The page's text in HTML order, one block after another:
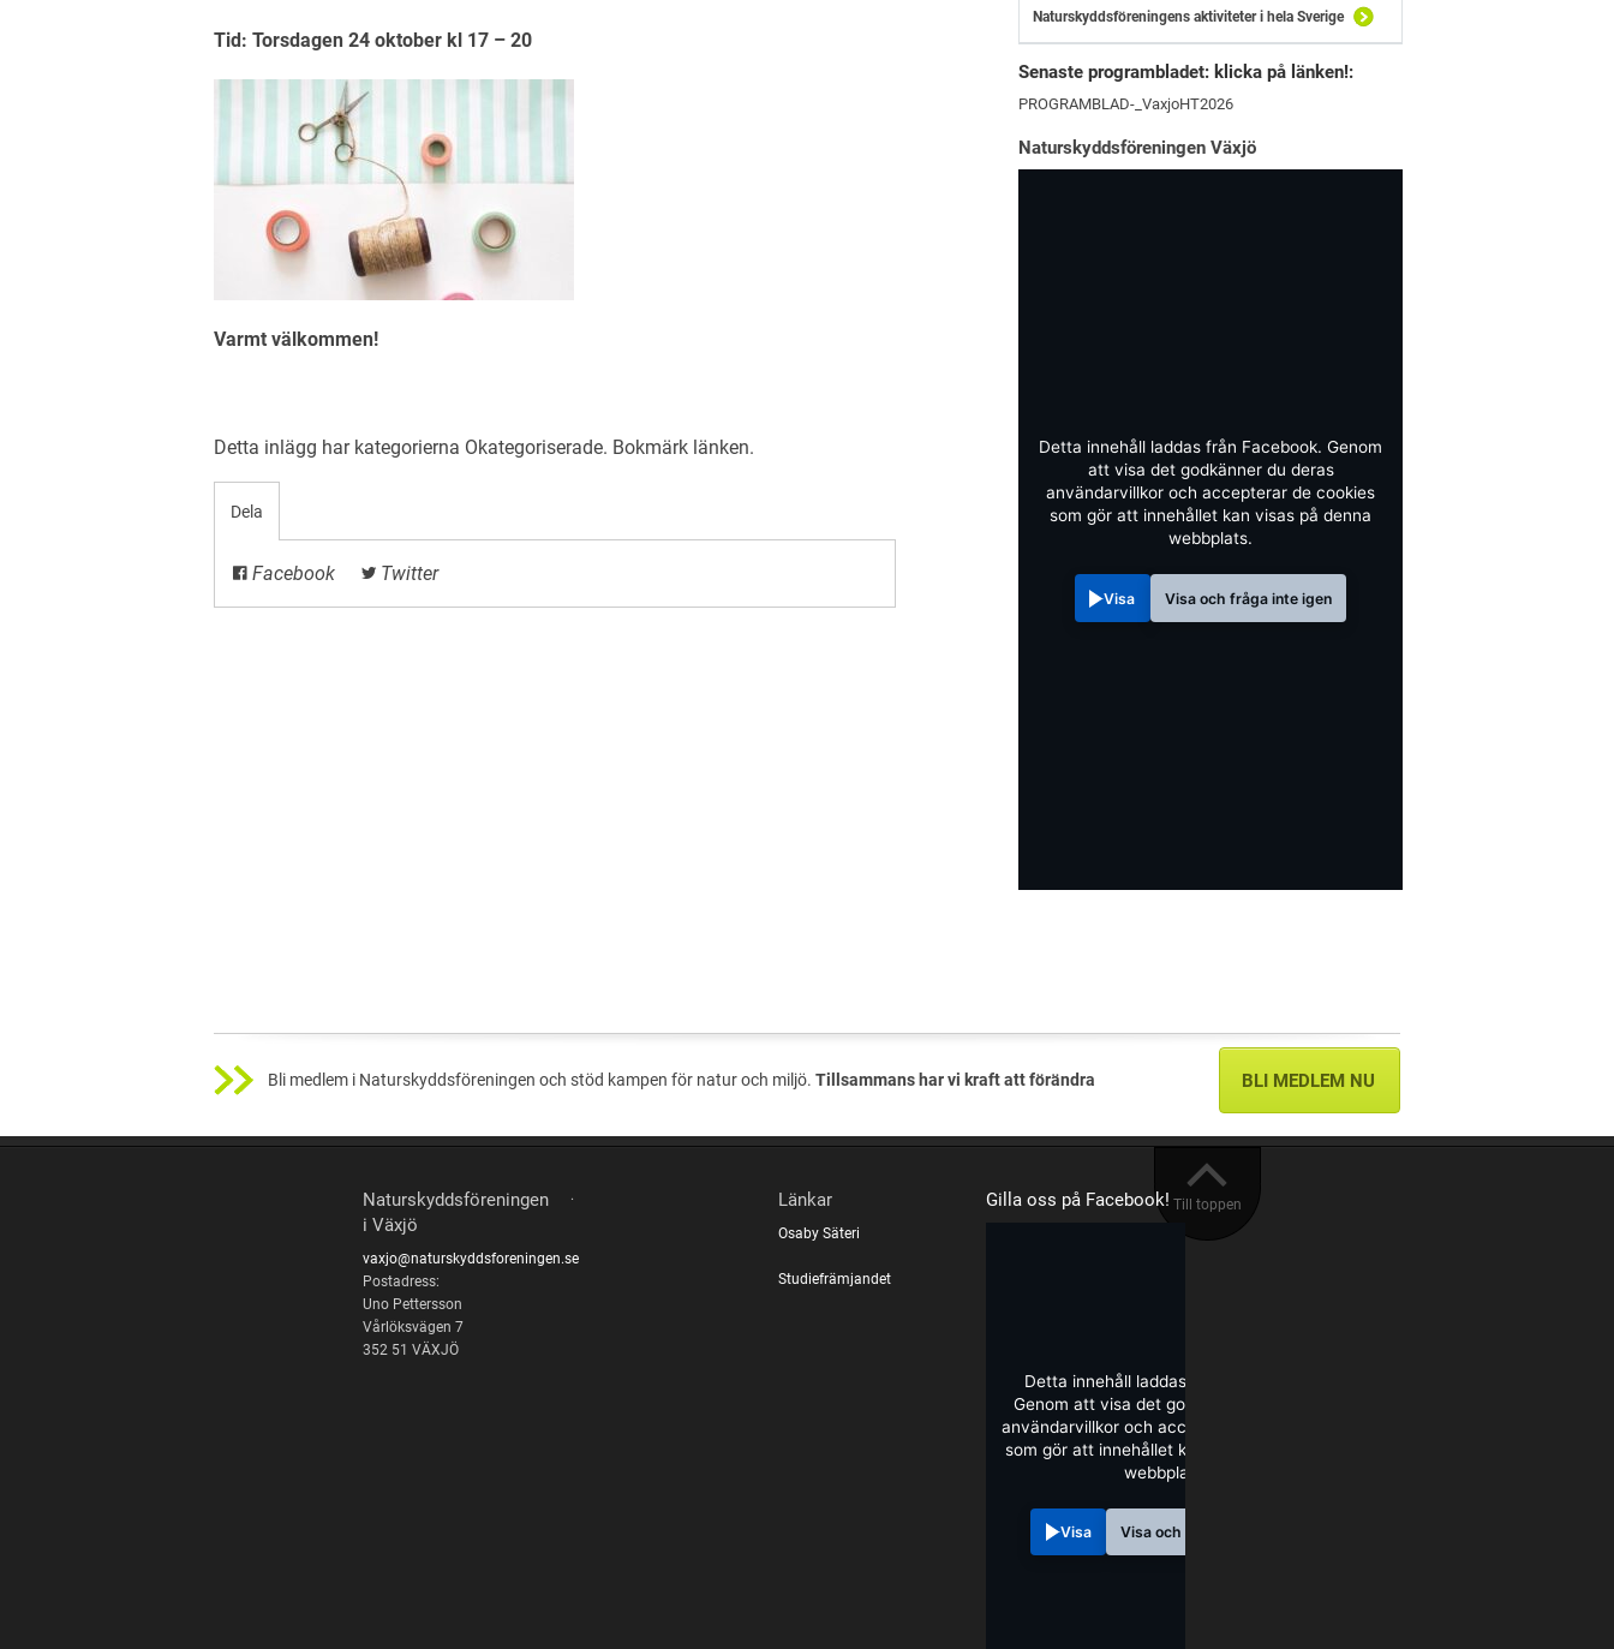
Tid: Torsdagen 24 oktober kl 17 – 20
Varmt välkommen!
Detta inlägg har kategorierna Okategoriserade. Bokmärk länken.
Dela
Facebook Twitter
Naturskyddsföreningens aktiviteter i hela Sverige
Senaste programbladet: klicka på länken!:
PROGRAMBLAD-_VaxjoHT2026
Naturskyddsföreningen Växjö
Detta innehåll laddas från Facebook. Genom
att visa det godkänner du deras
användarvillkor och accepterar de cookies
som gör att innehållet kan visas på denna
webbplats.
Visa Visa och fråga inte igen
Bli medlem i Naturskyddsföreningen och stöd kampen för natur och miljö. Tillsammans har vi kraft att förändra BLI MEDLEM NU
Till toppen
Naturskyddsföreningen
i Växjö
vaxjo@naturskyddsforeningen.se
Postadress:
Uno Pettersson
Vårlöksvägen 7
352 51 VÄXJÖ
. Länkar
Osaby Säteri
Studiefrämjandet
Gilla oss på Facebook!
Detta innehåll laddas från Facebook.
Genom att visa det godkänner du deras
användarvillkor och accepterar de cookies
som gör att innehållet kan visas på denna
webbplats.
Visa Visa och fråga inte igen